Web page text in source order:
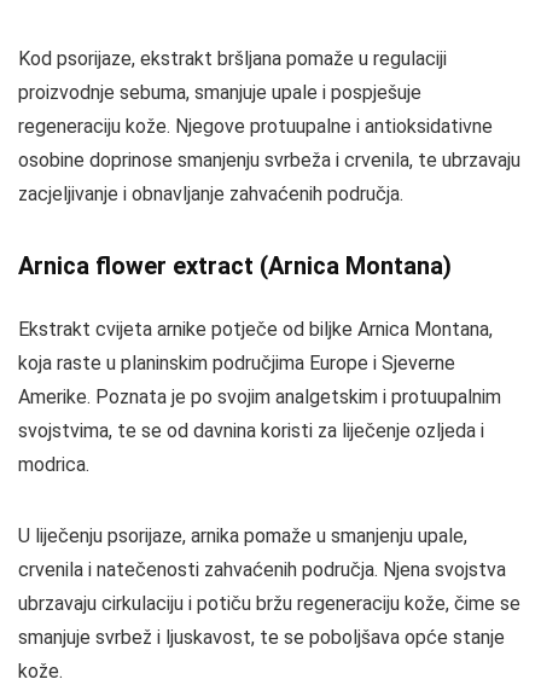
Kod psorijaze, ekstrakt bršljana pomaže u regulaciji
proizvodnje sebuma, smanjuje upale i pospješuje
regeneraciju kože. Njegove protuupalne i antioksidativne
osobine doprinose smanjenju svrbeža i crvenila, te ubrzavaju
zacjeljivanje i obnavljanje zahvaćenih područja.
Arnica flower extract (Arnica Montana)
Ekstrakt cvijeta arnike potječe od biljke Arnica Montana,
koja raste u planinskim područjima Europe i Sjeverne
Amerike. Poznata je po svojim analgetskim i protuupalnim
svojstvima, te se od davnina koristi za liječenje ozljeda i
modrica.
U liječenju psorijaze, arnika pomaže u smanjenju upale,
crvenila i natečenosti zahvaćenih područja. Njena svojstva
ubrzavaju cirkulaciju i potiču bržu regeneraciju kože, čime se
smanjuje svrbež i ljuskavost, te se poboljšava opće stanje
kože.